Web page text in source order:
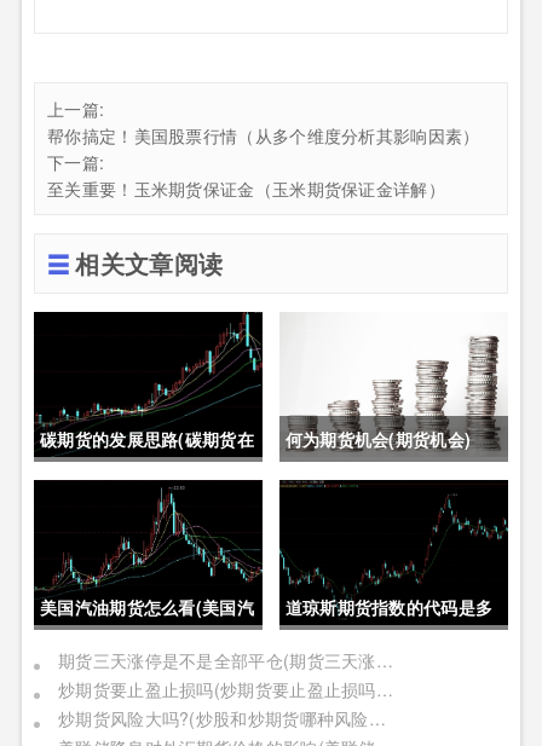
上一篇:
帮你搞定！美国股票行情（从多个维度分析其影响因素）
下一篇:
至关重要！玉米期货保证金（玉米期货保证金详解）
相关文章阅读
碳期货的发展思路(碳期货在
中国的发展)
何为期货机会(期货机会)
美国汽油期货怎么看(美国汽
油期货价格)
道琼斯期货指数的代码是多
少位(道琼斯期货指数的代码
是多少位的)
期货三天涨停是不是全部平仓(期货三天涨停是不是全部平仓了)
炒期货要止盈止损吗(炒期货要止盈止损吗是真的吗)
炒期货风险大吗?(炒股和炒期货哪种风险更大)